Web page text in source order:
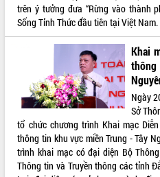
tháng 7/2026
Nam Anh hùng” và trao Huân chương
UBND tỉnh Đắk Lắk triển khai nhiệm
vụ 6 tháng cuối năm 2026
Kỳ họp thứ Hai, Hội đồng nhân dân
tỉnh khóa XI quyết nghị nhiều nội dung
quan trọng
Bí thư Tỉnh ủy Lương Nguyễn Minh
Triết thăm, tặng quà người có công với
ALBUM ẢNH
trên ý tưởng đưa “Rừng vào thành
Sống Tỉnh Thức đầu tiên tại Việt Nam.
Khai
thông
Ngày
Sở
tổ chức chương trình Khai mạc
thông tin khu vực miền Trung - Tây
trình khai mạc có đại diện Bộ
Thông tin và Truyền thông các tỉnh